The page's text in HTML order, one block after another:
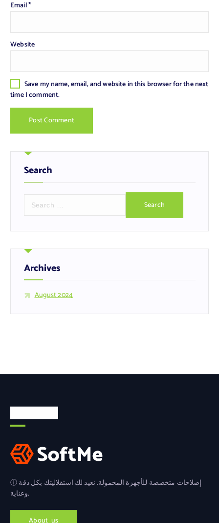
Email*
Website
Save my name, email, and website in this browser for the next
time I comment.
Search
r
h
f
o
:
Archives
August 2024
ⓘ إصلاحات متخصصة للأجهزة المحمولة. نعيد لك استقلاليتك بكل دقة
وعناية.
About us